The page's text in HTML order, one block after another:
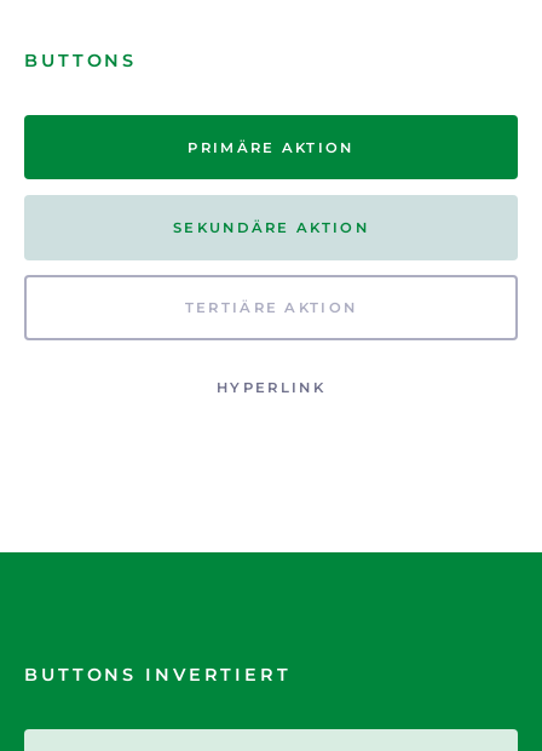
BUTTONS
PRIMÄRE AKTION
SEKUNDÄRE AKTION
TERTIÄRE AKTION
HYPERLINK
BUTTONS INVERTIERT